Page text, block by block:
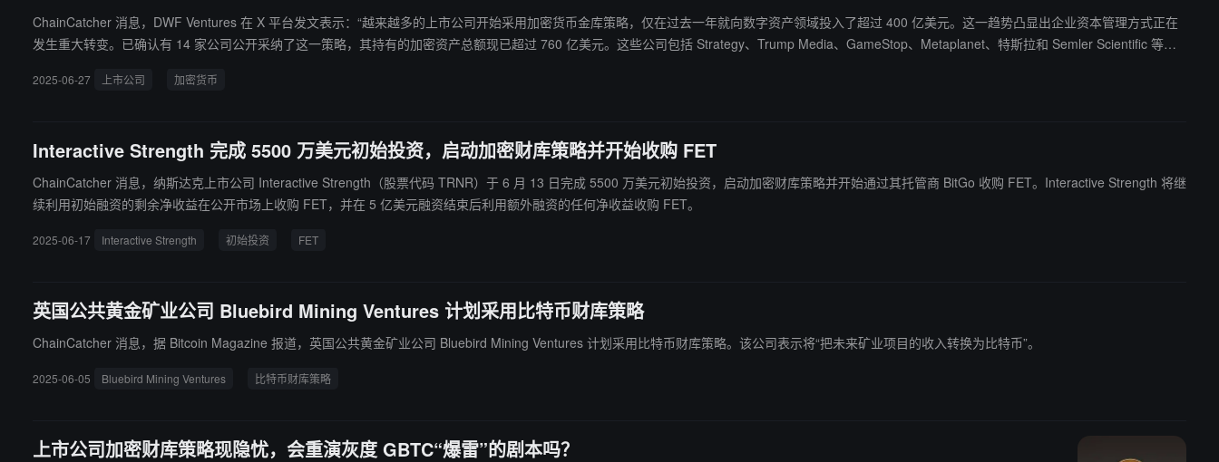
ChainCatcher 消息，DWF Ventures 在 X 平台发文表示：“越来越多的上市公司开始采用加密货币金库策略，仅在过去一年就向数字资产领域投入了超过 400 亿美元。这一趋势凸显出企业资本管理方式正在
发生重大转变。已确认有 14 家公司公开采纳了这一策略，其持有的加密资产总额现已超过 760 亿美元。这些公司包括 Strategy、Trump Media、GameStop、Metaplanet、特斯拉和 Semler Scientific 等上
2025-06-27 上市公司 加密货币
Interactive Strength 完成 5500 万美元初始投资，启动加密财库策略并开始收购 FET
ChainCatcher 消息，纳斯达克上市公司 Interactive Strength（股票代码 TRNR）于 6 月 13 日完成 5500 万美元初始投资，启动加密财库策略并开始通过其托管商 BitGo 收购 FET。Interactive Strength 将继
续利用初始融资的剩余净收益在公开市场上收购 FET，并在 5 亿美元融资结束后利用额外融资的任何净收益收购 FET。
2025-06-17 Interactive Strength 初始投资 FET
英国公共黄金矿业公司 Bluebird Mining Ventures 计划采用比特币财库策略
ChainCatcher 消息，据 Bitcoin Magazine 报道，英国公共黄金矿业公司 Bluebird Mining Ventures 计划采用比特币财库策略。该公司表示将“把未来矿业项目的收入转换为比特币”。
2025-06-05 Bluebird Mining Ventures 比特币财库策略
上市公司加密财库策略现隐忧，会重演灰度 GBTC“爆雷”的剧本吗？